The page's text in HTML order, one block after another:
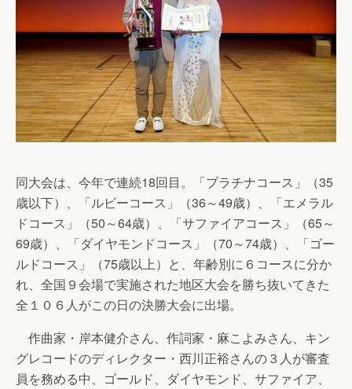
同大会は、今年で連続18回目。「プラチナコース」（35
歳以下）、「ルビーコース」（36～49歳）、「エメラル
ドコース」（50～64歳）、「サファイアコース」（65～
69歳）、「ダイヤモンドコース」（70～74歳）、「ゴー
ルドコース」（75歳以上）と、年齢別に６コースに分か
れ、全国９会場で実施された地区大会を勝ち抜いてきた
全１０６人がこの日の決勝大会に出場。
作曲家・岸本健介さん、作詞家・麻こよみさん、キン
グレコードのディレクター・西川正裕さんの３人が審査
員を務める中、ゴールド、ダイヤモンド、サファイア、